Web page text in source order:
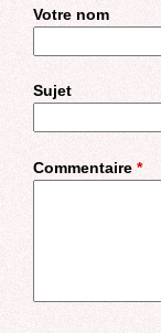
Votre nom
Sujet
Commentaire *